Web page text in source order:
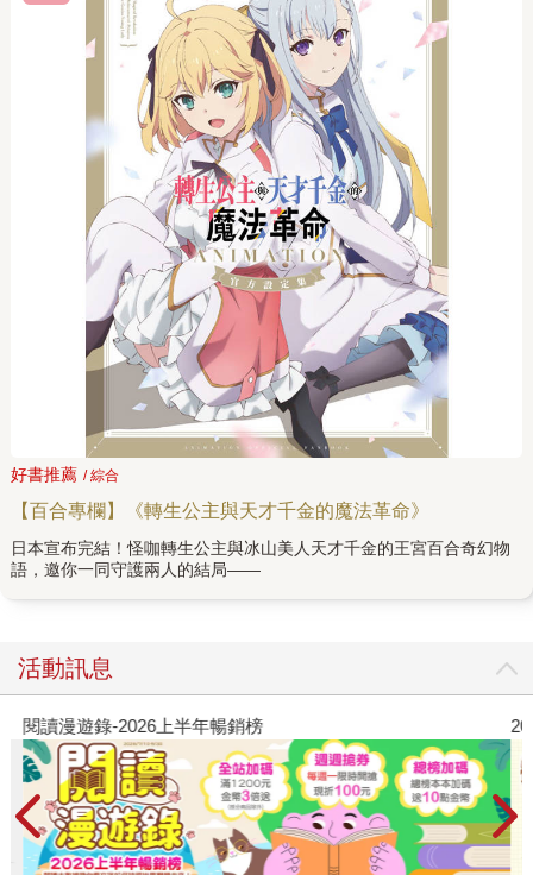
好書推薦 / 綜合
【百合專欄】《轉生公主與天才千金的魔法革命》
日本宣布完結！怪咖轉生公主與冰山美人天才千金的王宮百合奇幻物
語，邀你一同守護兩人的結局——
活動訊息
閱讀漫遊錄-2026上半年暢銷榜